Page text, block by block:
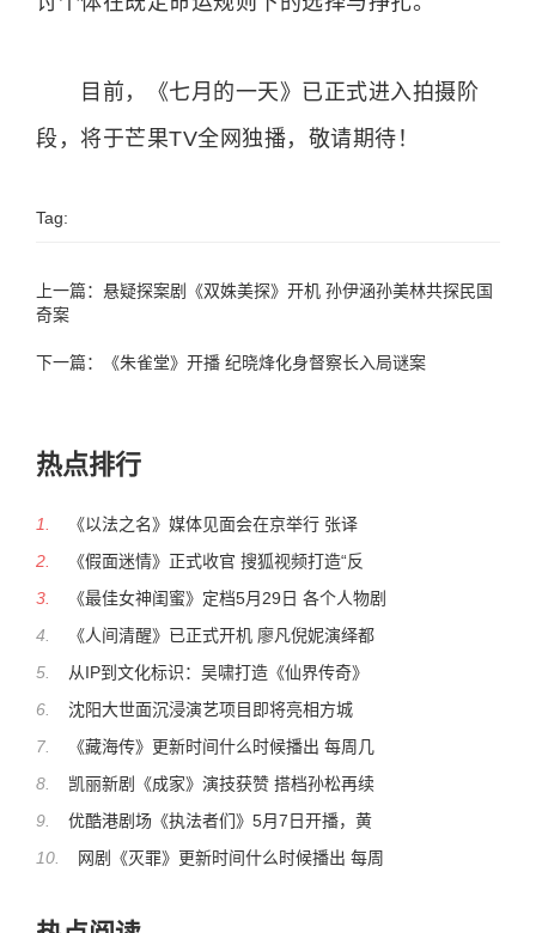
目前，《七月的一天》已正式进入拍摄阶
段，将于芒果TV全网独播，敬请期待！
Tag:
上一篇： 悬疑探案剧《双姝美探》开机 孙伊涵孙美林共探民国
奇案
下一篇： 《朱雀堂》开播 纪晓烽化身督察长入局谜案
热点排行
1.
《以法之名》媒体见面会在京举行 张译
2.
《假面迷情》正式收官 搜狐视频打造“反
3.
《最佳女神闺蜜》定档5月29日 各个人物剧
4.
《人间清醒》已正式开机 廖凡倪妮演绎都
5.
从IP到文化标识：吴啸打造《仙界传奇》
6.
沈阳大世面沉浸演艺项目即将亮相方城
7.
《藏海传》更新时间什么时候播出 每周几
8.
凯丽新剧《成家》演技获赞 搭档孙松再续
9.
优酷港剧场《执法者们》5月7日开播，黄
10.
网剧《灭罪》更新时间什么时候播出 每周